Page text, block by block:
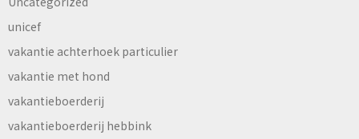
unicef
vakantie achterhoek particulier
vakantie met hond
vakantieboerderij
vakantieboerderij hebbink